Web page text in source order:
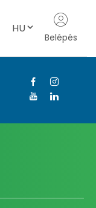
HU
Belépés